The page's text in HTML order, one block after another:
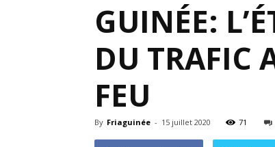
GUINÉE:
DU TRAFIC
FEU
By Friaguinée - 15 juillet 2020 71